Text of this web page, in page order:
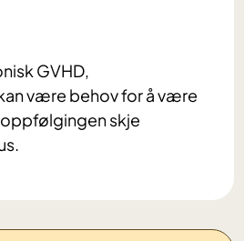
GVHD,
være behov for å være
oppfølgingen skje